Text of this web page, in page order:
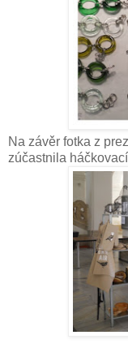
Na závěr fotka z
zúčastnila